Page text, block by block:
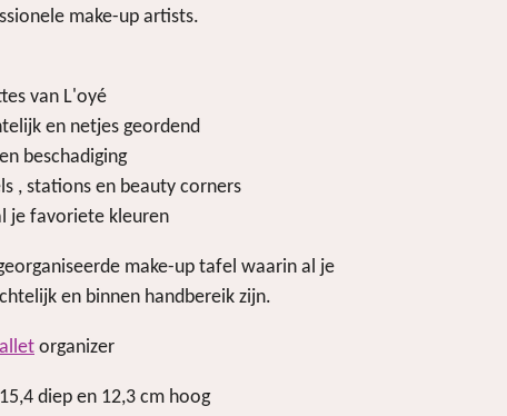
make-up artists.
van L'oyé
en netjes geordend
beschadiging
, stations en beauty corners
je favoriete kleuren
make-up tafel waarin al je
en binnen handbereik zijn.
organizer
diep en 12,3 cm hoog